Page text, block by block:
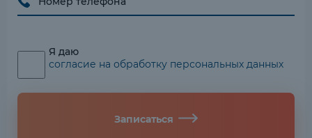
Я даю
согласие на обработку персональных данных
Записаться